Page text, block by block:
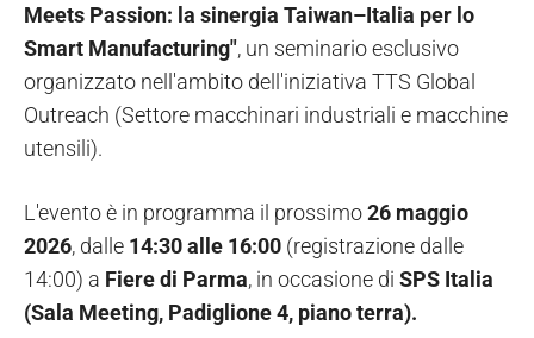
Meets Passion: la sinergia Taiwan–Italia per lo
Smart Manufacturing", un seminario esclusivo
organizzato nell'ambito dell'iniziativa TTS Global
Outreach (Settore macchinari industriali e macchine
utensili).
L'evento è in programma il prossimo26 maggio
2026, dalle 14:30 alle 16:00 (registrazione dalle
14:00) a Fiere di Parma, in occasione di SPS Italia
(Sala Meeting, Padiglione 4, piano terra).